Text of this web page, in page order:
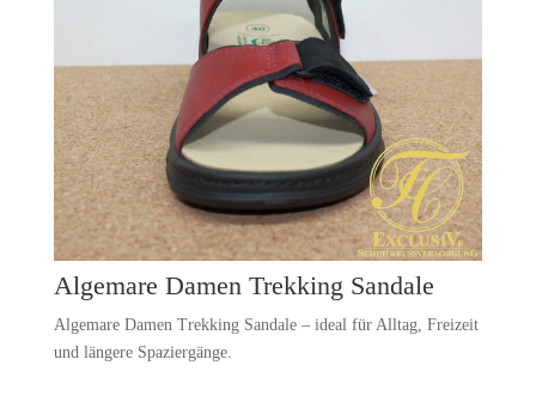
Algemare Damen Trekking Sandale
Algemare Damen Trekking Sandale – ideal für Alltag, Freizeit
und längere Spaziergänge.